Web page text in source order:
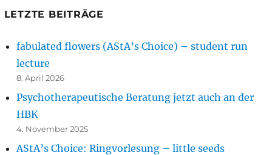
LETZTE BEITRÄGE
fabulated flowers (AStA’s Choice) – student run
lecture
8. April 2026
Psychotherapeutische Beratung jetzt auch an der
HBK
4. November 2025
AStA’s Choice: Ringvorlesung – little seeds